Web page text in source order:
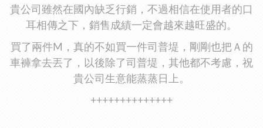
貴公司雖然在國內缺乏行銷，不過相信在使用者的口
耳相傳之下，銷售成績一定會越來越旺盛的。
買了兩件M，真的不如買一件司普堤，剛剛也把Ａ的
車褲拿去丟了，以後除了司普堤，其他都不考慮，祝
貴公司生意能蒸蒸日上。
++++++++++++++